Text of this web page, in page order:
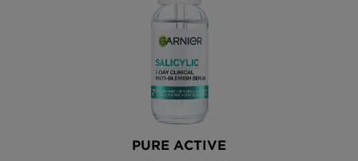
PURE ACTIVE